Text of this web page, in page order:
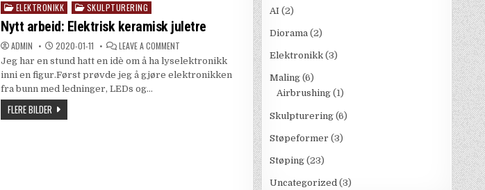
Posted
in
ELEKTRONIKK SKULPTURERING
Nytt arbeid: Elektrisk keramisk juletre
ADMIN 2020-01-11 LEAVE A COMMENT
ARBEID:
ELEKTRISK
KERAMISK
Jeg har en stund hatt en idè om å ha lyselektronikk
inni en figur.Først prøvde jeg å gjøre elektronikken
fra bunn med ledninger, LEDs og…
FLERE BILDER
AI (2)
Diorama (2)
Elektronikk (3)
Maling (6)
Airbrushing (1)
Skulpturering (6)
Støpeformer (3)
Støping (23)
Uncategorized (3)